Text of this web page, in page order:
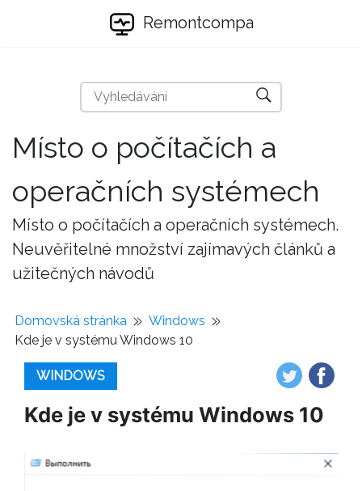
Remontcompa
Místo o počítačích a
operačních systémech
Místo o počítačích a operačních systémech.
Neuvěřitelné množství zajímavých článků a
užitečných návodů
Domovská stránka
Windows
Kde je v systému Windows 10
WINDOWS
Kde je v systému Windows 10